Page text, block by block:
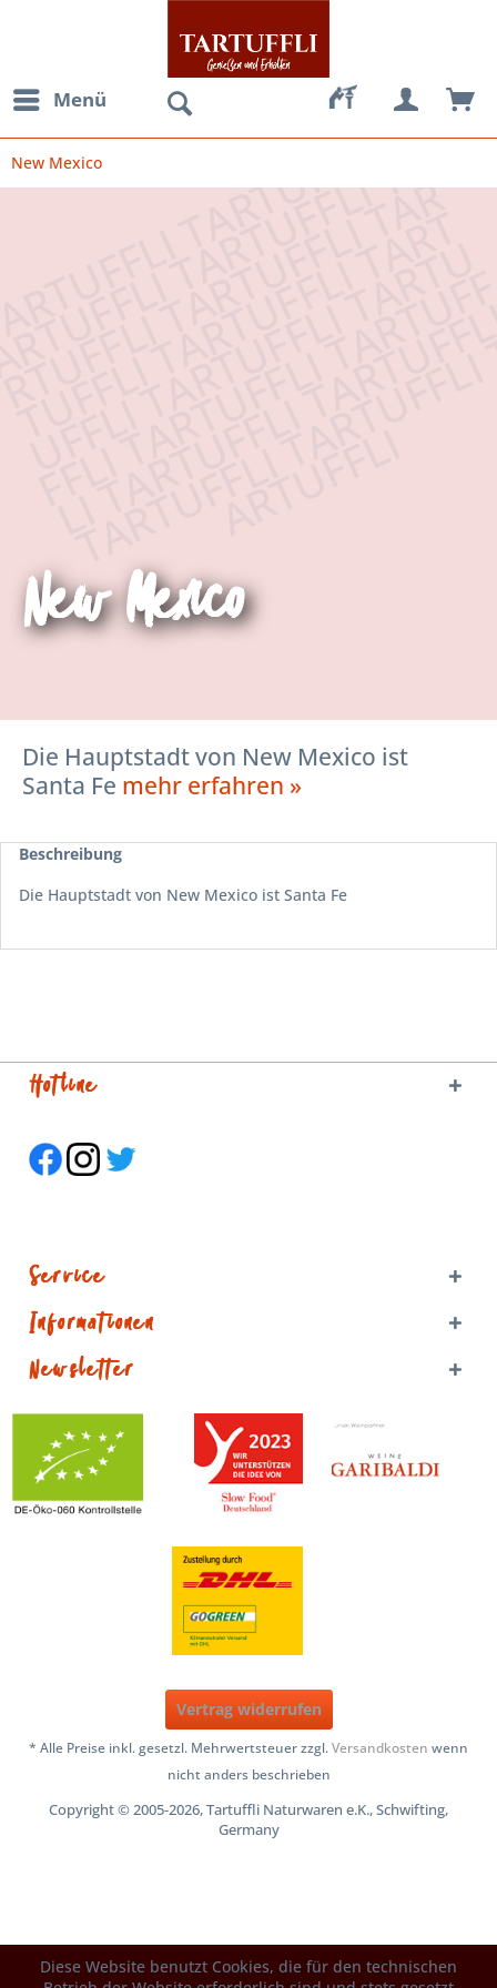
Menü
New Mexico
New Mexico
Die Hauptstadt von New Mexico ist
Santa Fe mehr erfahren »
Beschreibung
Die Hauptstadt von New Mexico ist Santa Fe
Hotline
Service
Informationen
Newsletter
Vertrag widerrufen
* Alle Preise inkl. gesetzl. Mehrwertsteuer zzgl.Versandkosten wenn
nicht anders beschrieben
Copyright © 2005-2026, Tartuffli Naturwaren e.K., Schwifting,
Germany
Diese Website benutzt Cookies, die für den technischen